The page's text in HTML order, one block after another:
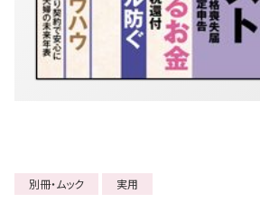
別冊・ムック 実用